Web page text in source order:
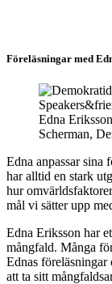
Föreläsningar med
Edna
Scherman,
Edna anpassar sina
har alltid en stark
hur
mål vi sätter upp
Edna Eriksson har
mångfald. Många
Ednas
att ta sitt